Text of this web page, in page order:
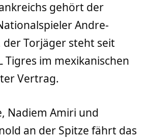
gehört der
Andre-
der Torjäger steht seit
Tigres im mexikanischen
Vertrag.
Nadiem Amiri und
an der Spitze fährt das